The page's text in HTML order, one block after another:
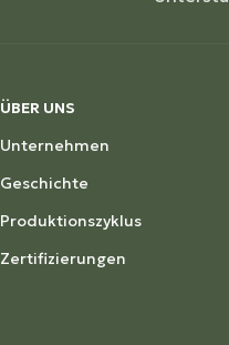
ÜBER UNS
Unternehmen
Geschichte
Produktionszyklus
Zertifizierungen